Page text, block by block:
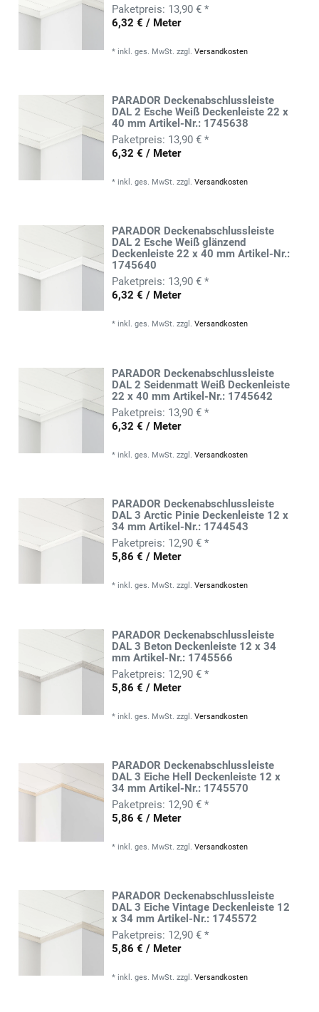
13,90 € *
6,32 € / Meter
* inkl. ges. MwSt. zzgl.Versandkosten
PARADOR Deckenabschlussleiste
DAL 2 Esche Weiß Deckenleiste 22 x
40 mm Artikel-Nr.: 1745638
13,90 € *
6,32 € / Meter
* inkl. ges. MwSt. zzgl.Versandkosten
PARADOR Deckenabschlussleiste
DAL 2 Esche Weiß glänzend
Deckenleiste 22 x 40 mm Artikel-Nr.:
1745640
13,90 € *
6,32 € / Meter
* inkl. ges. MwSt. zzgl.Versandkosten
PARADOR Deckenabschlussleiste
DAL 2 Seidenmatt Weiß Deckenleiste
22 x 40 mm Artikel-Nr.: 1745642
13,90 € *
6,32 € / Meter
* inkl. ges. MwSt. zzgl.Versandkosten
PARADOR Deckenabschlussleiste
DAL 3 Arctic Pinie Deckenleiste 12 x
34 mm Artikel-Nr.: 1744543
12,90 € *
5,86 € / Meter
* inkl. ges. MwSt. zzgl.Versandkosten
PARADOR Deckenabschlussleiste
DAL 3 Beton Deckenleiste 12 x 34
mm Artikel-Nr.: 1745566
12,90 € *
5,86 € / Meter
* inkl. ges. MwSt. zzgl.Versandkosten
PARADOR Deckenabschlussleiste
DAL 3 Eiche Hell Deckenleiste 12 x
34 mm Artikel-Nr.: 1745570
12,90 € *
5,86 € / Meter
* inkl. ges. MwSt. zzgl.Versandkosten
PARADOR Deckenabschlussleiste
DAL 3 Eiche Vintage Deckenleiste 12
x 34 mm Artikel-Nr.: 1745572
12,90 € *
5,86 € / Meter
* inkl. ges. MwSt. zzgl.Versandkosten